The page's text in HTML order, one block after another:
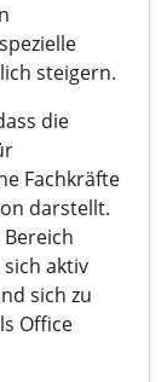
steigern.
die
Fachkräfte
darstellt.
aktiv
sich zu
Office